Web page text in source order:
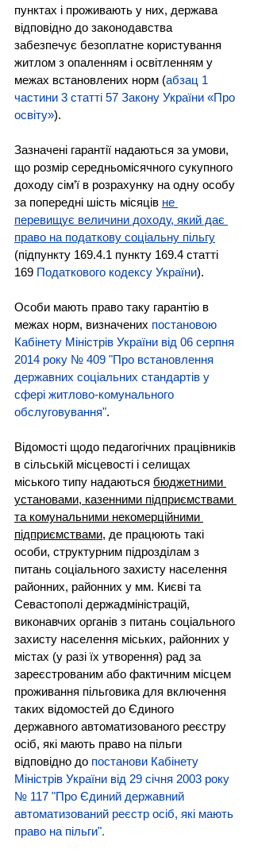
пунктах і проживають у них, держава
відповідно до законодавства
забезпечує безоплатне користування
житлом з опаленням і освітленням у
межах встановлених норм (абзац 1
частини 3 статті 57 Закону України «Про
освіту»).
Зазначені гарантії надаються за умови,
що розмір середньомісячного сукупного
доходу сім’ї в розрахунку на одну особу
за попередні шість місяців не
перевищує величини доходу, який дає
право на податкову соціальну пільгу
(підпункту 169.4.1 пункту 169.4 статті
169 Податкового кодексу України).
Особи мають право таку гарантію в
межах норм, визначених постановою
Кабінету Міністрів України від 06 серпня
2014 року № 409 "Про встановлення
державних соціальних стандартів у
сфері житлово-комунального
обслуговування".
Відомості щодо педагогічних працівників
в сільській місцевості і селищах
міського типу надаються бюджетними
установами, казенними підприємствами
та комунальними некомерційними
підприємствами, де працюють такі
особи, структурним підрозділам з
питань соціального захисту населення
районних, районних у мм. Києві та
Севастополі держадміністрацій,
виконавчих органів з питань соціального
захисту населення міських, районних у
містах (у разі їх утворення) рад за
зареєстрованим або фактичним місцем
проживання пільговика для включення
таких відомостей до Єдиного
державного автоматизованого реєстру
осіб, які мають право на пільги
відповідно до постанови Кабінету
Міністрів України від 29 січня 2003 року
№ 117 "Про Єдиний державний
автоматизований реєстр осіб, які мають
право на пільги".